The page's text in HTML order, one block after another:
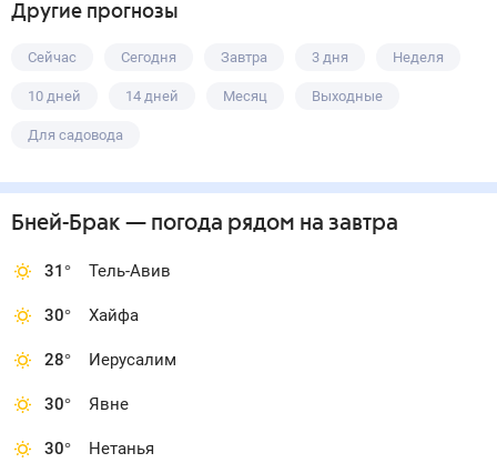
Другие прогнозы
Сейчас Сегодня Завтра 3 дня Неделя
10 дней 14 дней Месяц Выходные
Для садовода
Бней-Брак — погода рядом на завтра
31° Тель-Авив
30° Хайфа
28° Иерусалим
30° Явне
30° Нетанья